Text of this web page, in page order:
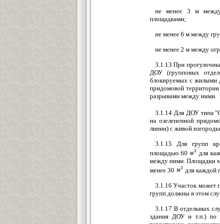
не менее 3 м между
площадками;
не менее 6 м между
не менее 2 м между
3.1.13 При
ДОУ (групповых
блокируемых с жилыми
придомовой
разрывами между ними.
3.1.14 Для ДОУ типа
на озелененной
линии) с живой
3.1.15 Для групп
площадью 60
для
между ними. Площадки
менее 30
для каждой
3.1.16 Участок может
групп должны в этом
3.1.17 В отдельных
здания ДОУ и т.п.) по